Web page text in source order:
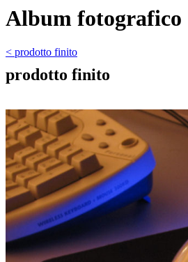
Album fotografico
< prodotto finito
prodotto finito